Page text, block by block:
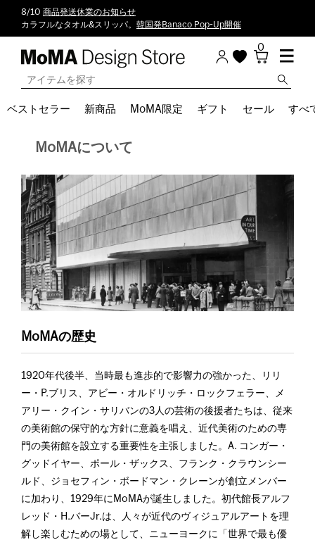
8/10 商品発送休業のお知らせ
カラフルなタオル&スリッパ。 韓国発Banaco Pop-Up開催
0
ベストセラー 新商品 MoMA限定 ギフト セール すべ
MoMAについて
MoMAの歴史
1920年代後半、当時最も進歩的で影響力の強かった、リリ
ー・P.ブリス、アビー・オルドリッチ・ロックフェラー、メ
アリー・クイン・サリバンの3人の芸術の後援者たちは、従来
の美術館の保守的な方針に意義を唱え、近代美術のための専
門の美術館を設立する重要性を主張しました。A. コンガー・
グッドイヤー、ポール・ザックス、フランク・クラウンシー
ルド、ジョセフィン・ボードマン・クレーンが創立メンバー
に加わり、1929年にMoMAが誕生しました。初代館長アルフ
レッド・H.バーJr.は、人々が近代のヴィジュアルアートを理
解し楽しむための場として、ニューヨークに「世界で最も優